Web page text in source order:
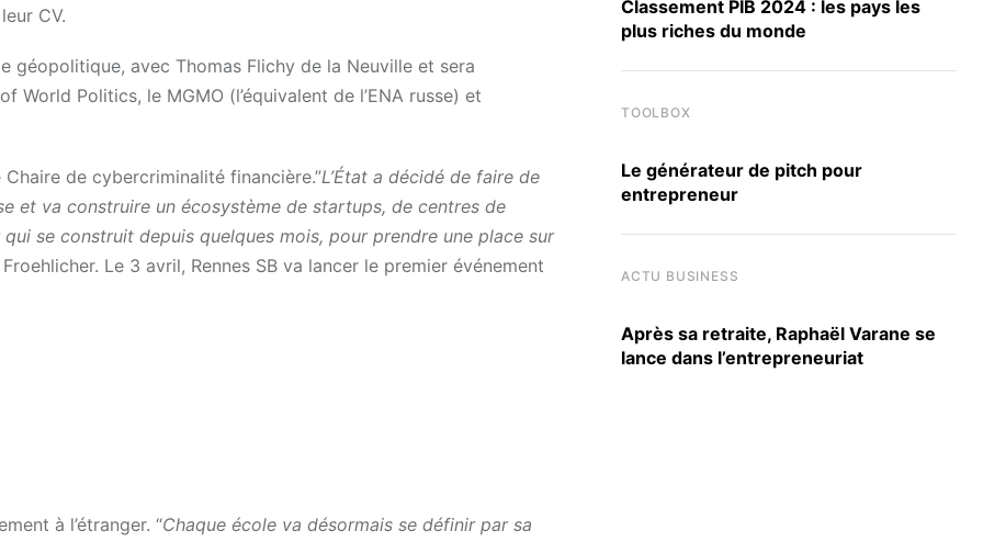
CV.
géopolitique, avec Thomas Flichy de la Neuville et sera
Politics, le MGMO (l’équivalent de l’ENA russe) et
de cybercriminalité financière.”L’État a décidé de faire de
et va construire un écosystème de startups, de centres de
se construit depuis quelques mois, pour prendre une place sur
Le 3 avril, Rennes SB va lancer le premier événement
à l’étranger. “Chaque école va désormais se définir par sa
Classement PIB 2024 : les pays les
plus riches du monde
TOOLBOX
Le générateur de pitch pour
entrepreneur
ACTU BUSINESS
Après sa retraite, Raphaël Varane se
lance dans l’entrepreneuriat